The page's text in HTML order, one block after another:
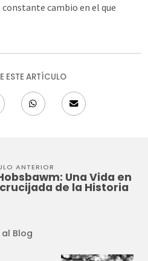
cambio en el que
ESTE ARTÍCULO
ANTERIOR
Una Vida en
de la Historia
al Blog